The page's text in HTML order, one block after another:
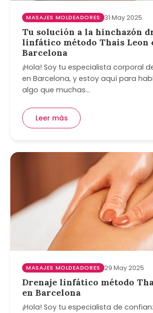
MASAJES MOLDEADORES 31 May 2025
Tu solución a la hinchazón
linfático método Thais Leon
Barcelona
¡Hola! Soy tu especialista corporal
en Barcelona, y estoy aquí para
algo que muchas…
Leer más
MASAJES MOLDEADORES 29 May 2025
Drenaje linfático método
en Barcelona
¡Hola! Soy tu especialista de